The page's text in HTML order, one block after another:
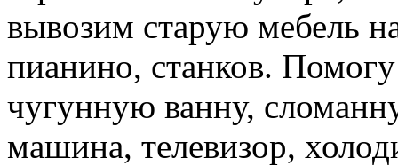
вывозим старую мебель
пианино, станков.
чугунную ванну,
машина, телевизор,